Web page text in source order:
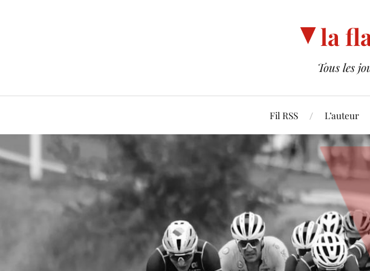
la
Tous les
Fil RSS L’auteur